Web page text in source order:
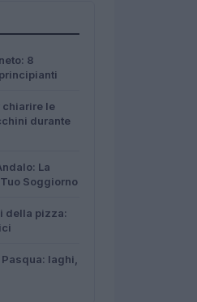
8
chiarire le
durante
La
Soggiorno
della pizza:
laghi,